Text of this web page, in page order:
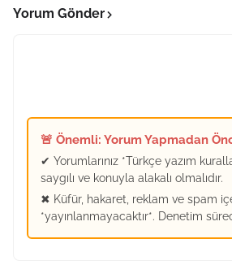
Yorum Gönder
🚨 Önemli: Yorum Yapmadan
✔ Yorumlarınız *Türkçe yazım
saygılı ve konuyla alakalı olmalıdır.
✖ Küfür, hakaret, reklam ve spam
*yayınlanmayacaktır*. Denetim